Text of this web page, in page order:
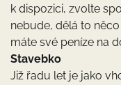
k dispozici, zvolte
nebude, dělá to
máte své peníze na
Stavebko
Již řadu let je jako